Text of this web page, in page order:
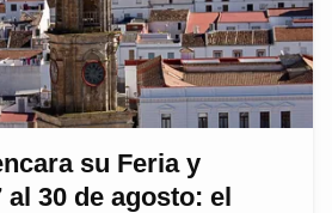
su Feria y
al 30 de agosto: el